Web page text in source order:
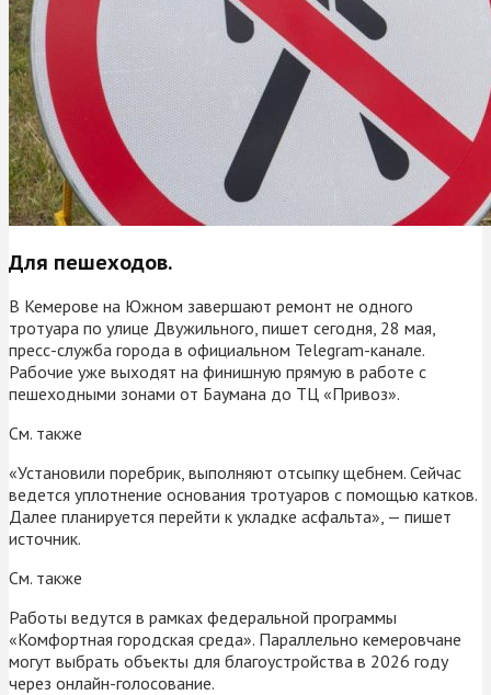
Для пешеходов.
В Кемерове на Южном завершают ремонт не одного
тротуара по улице Двужильного, пишет сегодня, 28 мая,
пресс-служба города в официальном Telegram-канале.
Рабочие уже выходят на финишную прямую в работе с
пешеходными зонами от Баумана до ТЦ «Привоз».
См. также
«Установили поребрик, выполняют отсыпку щебнем. Сейчас
ведется уплотнение основания тротуаров с помощью катков.
Далее планируется перейти к укладке асфальта», — пишет
источник.
См. также
Работы ведутся в рамках федеральной программы
«Комфортная городская среда». Параллельно кемеровчане
могут выбрать объекты для благоустройства в 2026 году
через онлайн-голосование.